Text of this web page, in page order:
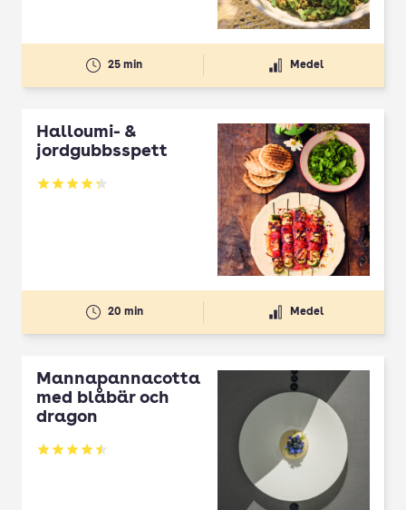
25 min Medel
Halloumi- &
jordgubbsspett
Betyg: 4.3 av 5
20 min Medel
Mannapannacotta
med blåbär och
dragon
Betyg: 4.5 av 5